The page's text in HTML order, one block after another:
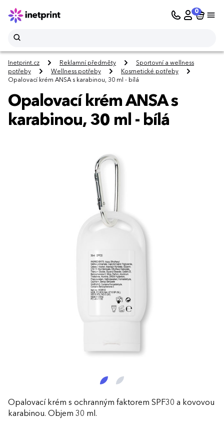
0
Inetprint.cz Reklamní předměty
Sportovní a wellness
potřeby
Wellness potřeby
Kosmetické potřeby
Opalovací krém ANSA s karabinou, 30 ml - bílá
Opalovací krém ANSA s
karabinou, 30 ml - bílá
Opalovací krém s ochranným faktorem SPF30 a kovovou
karabinou. Objem 30 ml.